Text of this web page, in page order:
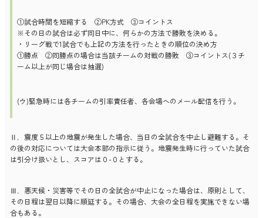
①試合時間を短縮する ②PK方式 ③コイントス
※その日の試合は必ず同日中に、何らかの方法で勝敗を決める。
・リーグ戦で1試合でも上記の方法を行ったときの順位の決め方
①勝点 ②同勝点の場合は当該チームの対戦の勝敗 ③コイントス(３チ
ーム以上が同じ場合は抽選)
(ウ)緊急時には各チームの引率責任者、各会場へのメール配信を行う。
Ⅱ．震度５以上の地震が発生した場合、当日の全試合を中止し避難する。そ
の後の対応については大会本部の指示に従う。地震発生時に行っていた試合
は引分け扱いとし、スコアは０-０とする。
Ⅲ．悪天候・災害等でその日の全試合が中止になった場合は、原則として、
その日程は翌日以降に順延する。その場合、大会の全日程を実施できない場
合もある。